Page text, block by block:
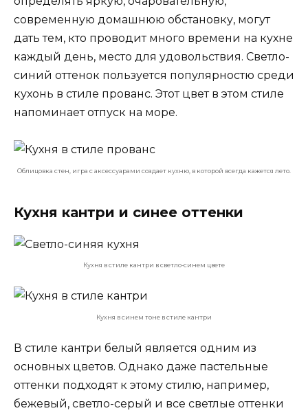
современную домашнюю обстановку, могут
дать тем, кто проводит много времени на кухне
каждый день, место для удовольствия. Светло-
синий оттенок пользуется популярностю среди
кухонь в стиле прованс. Этот цвет в этом стиле
напоминает отпуск на море.
Облицовка стен, игра с аксессуарами создает кухню, в которой всегда кажется лето.
Кухня кантри и синее оттенки
Кухня в стиле кантри в светло-синем цвете
Кухня в синем тоне в стиле кантри
В стиле кантри белый является одним из
основных цветов. Однако даже пастельные
оттенки подходят к этому стилю, например,
бежевый, светло-серый и все светлые оттенки